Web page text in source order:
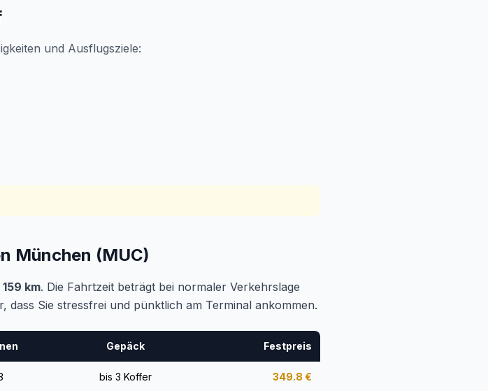
und Ausflugsziele:
München (MUC)
159 km. Die Fahrtzeit beträgt bei normaler Verkehrslage
dass Sie stressfrei und pünktlich am Terminal ankommen.
Gepäck Festpreis
bis 3 Koffer 349.8 €